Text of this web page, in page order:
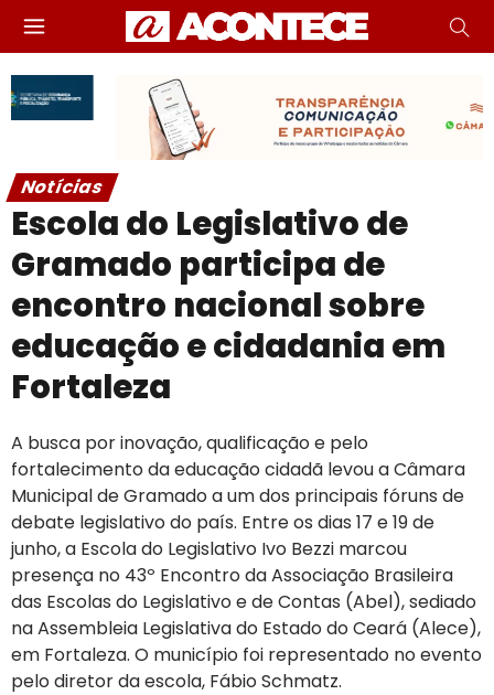
Notícias
Escola do Legislativo de
Gramado participa de
encontro nacional sobre
educação e cidadania em
Fortaleza
A busca por inovação, qualificação e pelo
fortalecimento da educação cidadã levou a Câmara
Municipal de Gramado a um dos principais fóruns de
debate legislativo do país. Entre os dias 17 e 19 de
junho, a Escola do Legislativo Ivo Bezzi marcou
presença no 43º Encontro da Associação Brasileira
das Escolas do Legislativo e de Contas (Abel), sediado
na Assembleia Legislativa do Estado do Ceará (Alece),
em Fortaleza. O município foi representado no evento
pelo diretor da escola, Fábio Schmatz.